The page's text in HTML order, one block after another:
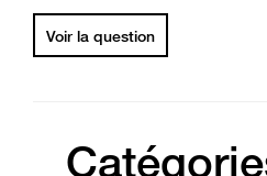
Voir la question